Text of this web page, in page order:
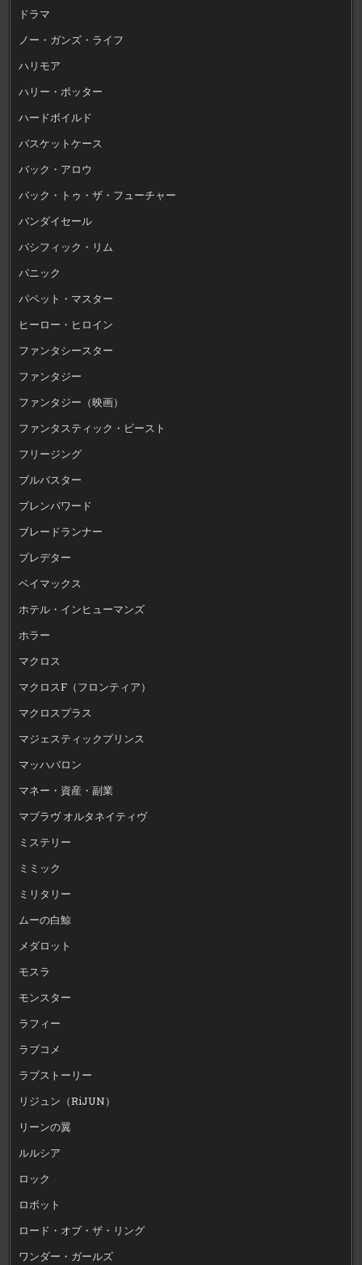
ドラマ
ノー・ガンズ・ライフ
ハリモア
ハリー・ポッター
ハードボイルド
バスケットケース
バック・アロウ
バック・トゥ・ザ・フューチャー
バンダイセール
パシフィック・リム
パニック
パペット・マスター
ヒーロー・ヒロイン
ファンタシースター
ファンタジー
ファンタジー（映画）
ファンタスティック・ビースト
フリージング
ブルバスター
ブレンパワード
ブレードランナー
プレデター
ベイマックス
ホテル・インヒューマンズ
ホラー
マクロス
マクロスF（フロンティア）
マクロスプラス
マジェスティックプリンス
マッハバロン
マネー・資産・副業
マブラヴ オルタネイティヴ
ミステリー
ミミック
ミリタリー
ムーの白鯨
メダロット
モスラ
モンスター
ラフィー
ラブコメ
ラブストーリー
リジュン（RiJUN）
リーンの翼
ルルシア
ロック
ロボット
ロード・オブ・ザ・リング
ワンダー・ガールズ